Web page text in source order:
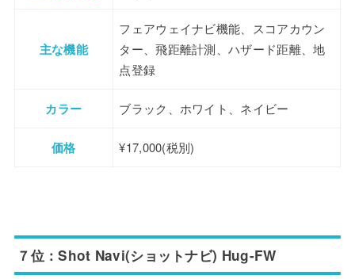
主な機能
フェアウェイナビ機能、スコアカウン
ター、飛距離計測、ハザード距離、地
点登録
カラー ブラック、ホワイト、ネイビー
価格 ¥17,000(税別)
７位：Shot Navi(ショットナビ) Hug-FW